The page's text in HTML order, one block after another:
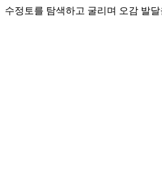
수정토를 탐색하고 굴리며 오감 발